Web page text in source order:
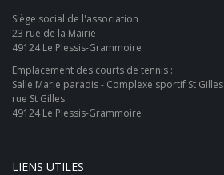
Siège social de l'association :
23 rue de la Mairie
49124 Le Plessis-Grammoire
Emplacement des courts de tennis :
Salle Marie paradis - Complexe sportif St Gilles
rue St Gilles
49124 Le Plessis-Grammoire
LIENS UTILES